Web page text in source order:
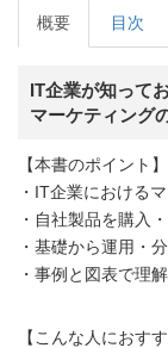
概要 目次
IT企業が知って
マーケティング
【本書のポイント】
・IT企業における
・自社製品を購入
・基礎から運用・
・事例と図表で理
【こんな人におすす